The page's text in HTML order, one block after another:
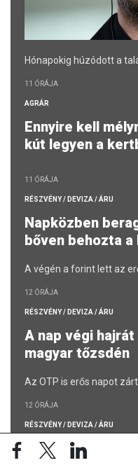
Hónapokig húzódott a
11 ÓRÁJA
AGRÁR
Ennyire kell
kút legyen a
11 ÓRÁJA
RÉSZVÉNY / DEVIZA / ÁRU
Napközben
bőven behozta
A végén a forint lett az
12 ÓRÁJA
RÉSZVÉNY / DEVIZA / ÁRU
A nap végi
magyar tőzsdén
Az OTP is erős napot zárt.
12 ÓRÁJA
RÉSZVÉNY / DEVIZA / ÁRU
Nagyot ugrott